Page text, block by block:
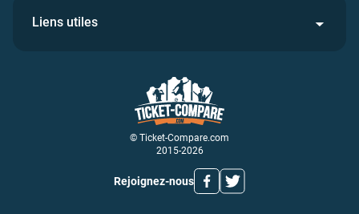
© Ticket-Compare.com
2015-2026
Rejoignez-nous
Liens utiles